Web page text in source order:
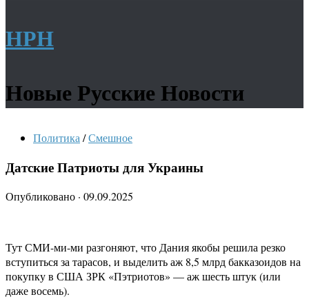
НРН
Новые Русские Новости
Политика /Смешное
Датские Патриоты для Украины
Опубликовано · 09.09.2025
Тут СМИ-ми-ми разгоняют, что Дания якобы решила резко
вступиться за тарасов, и выделить аж 8,5 млрд бакказоидов на
покупку в США ЗРК «Пэтриотов» — аж шесть штук (или
даже восемь).